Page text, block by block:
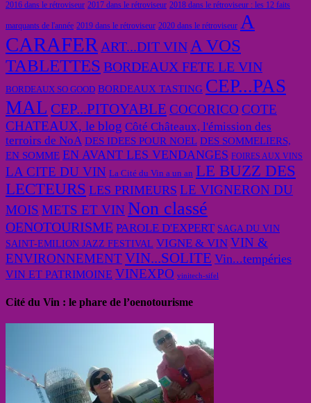
2016 dans le rétroviseur 2017 dans le rétroviseur 2018 dans le rétroviseur : les 12 faits
marquants de l'année 2019 dans le rétroviseur 2020 dans le rétroviseur A
CARAFER ART...DIT VIN A VOS
TABLETTES BORDEAUX FETE LE VIN
BORDEAUX SO GOOD BORDEAUX TASTING CEP...PAS
MAL CEP...PITOYABLE COCORICO COTE
CHATEAUX, le blog Côté Châteaux, l'émission des
terroirs de NoA DES IDEES POUR NOEL DES SOMMELIERS,
EN SOMME EN AVANT LES VENDANGES FOIRES AUX VINS
LA CITE DU VIN La Cité du Vin a un an LE BUZZ DES
LECTEURS LES PRIMEURS LE VIGNERON DU
MOIS METS ET VIN Non classé
OENOTOURISME PAROLE D'EXPERT SAGA DU VIN
SAINT-EMILION JAZZ FESTIVAL VIGNE & VIN VIN &
ENVIRONNEMENTVIN...SOLITE Vin...tempéries
VIN ET PATRIMOINE VINEXPO vinitech-sifel
Cité du Vin : le phare de l’oenotourisme